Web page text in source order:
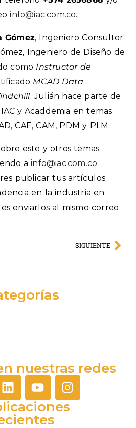
info@iac.com.co.
Gómez, Ingeniero Consultor
Ingeniero de Diseño de
como Instructor de
MCAD Data
. Julián hace parte de
y Acaddemia en temas
CAE, CAM, PDM y PLM.
este y otros temas
ainfo@iac.com.co.
publicar tus artículos
en la industria en
enviarlos al mismo correo
SIGUIENTE
nuestras redes